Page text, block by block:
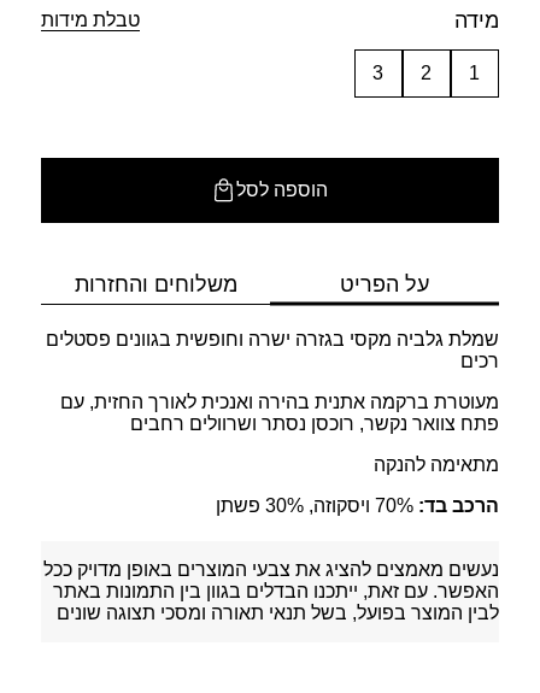
מידה טבלת מידות
1
2
3
הוספה לסל
על הפריט משלוחים והחזרות
שמלת גלביה מקסי בגזרה ישרה וחופשית בגוונים פסטלים
רכים
מעוטרת ברקמה אתנית בהירה ואנכית לאורך החזית, עם
פתח צוואר נקשר, רוכסן נסתר ושרוולים רחבים
מתאימה להנקה
הרכב בד:
נעשים מאמצים להציג את צבעי המוצרים באופן מדויק ככל
האפשר. עם זאת, ייתכנו הבדלים בגוון בין התמונות באתר
לבין המוצר בפועל, בשל תנאי תאורה ומסכי תצוגה שונים